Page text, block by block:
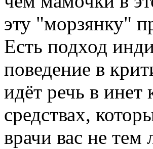
эту "морзянку"
Есть подход
поведение в
идёт речь в
средствах,
врачи вас не тем